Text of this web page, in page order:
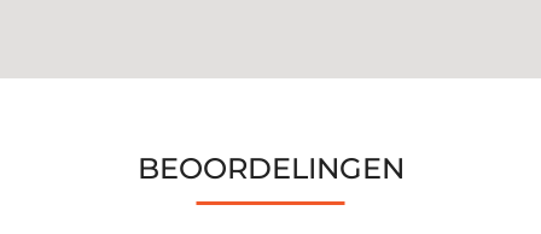
BEOORDELINGEN